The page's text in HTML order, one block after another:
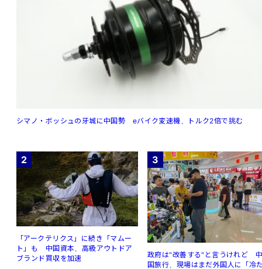
シマノ・ボッシュの牙城に中国勢 eバイク変速機、トルク2倍で挑む
2
「アークテリクス」に続き「マムー
ト」も 中国資本、高級アウトドア
ブランド買収を加速
3
政府は"改善する"と言うけれど
国旅行、現場はまだ外国人に「冷